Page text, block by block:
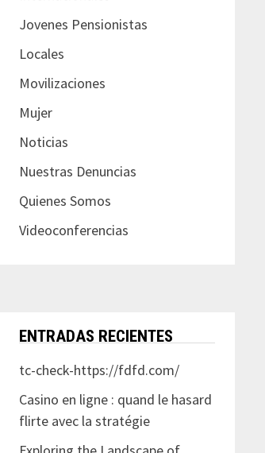
Jovenes Pensionistas
Locales
Movilizaciones
Mujer
Noticias
Nuestras Denuncias
Quienes Somos
Videoconferencias
ENTRADAS RECIENTES
tc-check-https://fdfd.com/
Casino en ligne : quand le hasard
flirte avec la stratégie